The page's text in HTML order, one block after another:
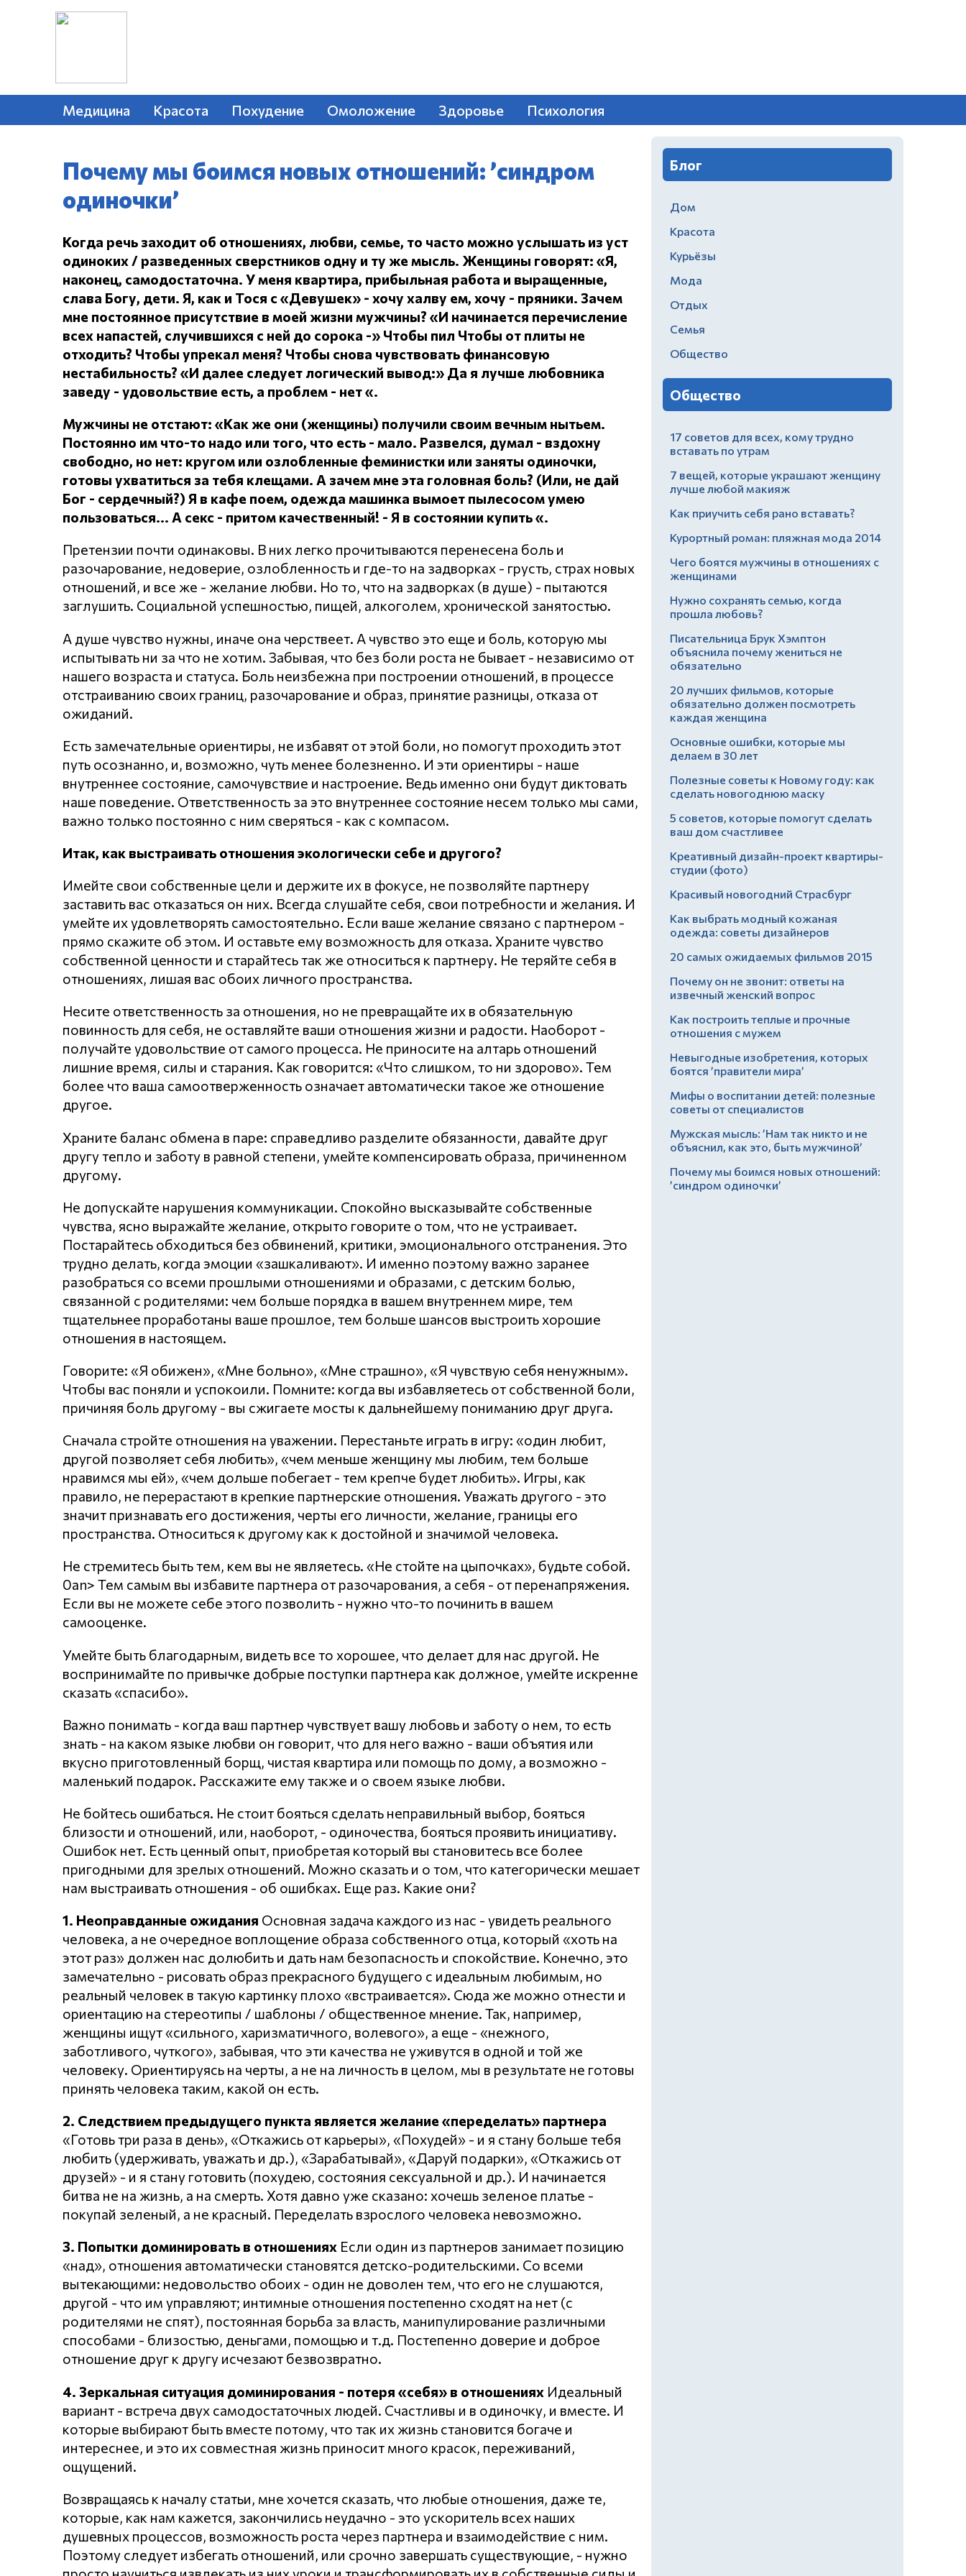
Медицина Красота Похудение Омоложение Здоровье Психология
Почему мы боимся новых отношений: ’синдром
одиночки’
Когда речь заходит об отношениях, любви, семье, то часто можно услышать из уст
одиноких / разведенных сверстников одну и ту же мысль. Женщины говорят: «Я,
наконец, самодостаточна. У меня квартира, прибыльная работа и выращенные,
слава Богу, дети. Я, как и Тося с «Девушек» - хочу халву ем, хочу - пряники. Зачем
мне постоянное присутствие в моей жизни мужчины? «И начинается перечисление
всех напастей, случившихся с ней до сорока -» Чтобы пил Чтобы от плиты не
отходить? Чтобы упрекал меня? Чтобы снова чувствовать финансовую
нестабильность? «И далее следует логический вывод:» Да я лучше любовника
заведу - удовольствие есть, а проблем - нет «.
Мужчины не отстают: «Как же они (женщины) получили своим вечным нытьем.
Постоянно им что-то надо или того, что есть - мало. Развелся, думал - вздохну
свободно, но нет: кругом или озлобленные феминистки или заняты одиночки,
готовы ухватиться за тебя клещами. А зачем мне эта головная боль? (Или, не дай
Бог - сердечный?) Я в кафе поем, одежда машинка вымоет пылесосом умею
пользоваться... А секс - притом качественный! - Я в состоянии купить «.
Претензии почти одинаковы. В них легко прочитываются перенесена боль и
разочарование, недоверие, озлобленность и где-то на задворках - грусть, страх новых
отношений, и все же - желание любви. Но то, что на задворках (в душе) - пытаются
заглушить. Социальной успешностью, пищей, алкоголем, хронической занятостью.
А душе чувство нужны, иначе она черствеет. А чувство это еще и боль, которую мы
испытывать ни за что не хотим. Забывая, что без боли роста не бывает - независимо от
нашего возраста и статуса. Боль неизбежна при построении отношений, в процессе
отстраиванию своих границ, разочарование и образ, принятие разницы, отказа от
ожиданий.
Есть замечательные ориентиры, не избавят от этой боли, но помогут проходить этот
путь осознанно, и, возможно, чуть менее болезненно. И эти ориентиры - наше
внутреннее состояние, самочувствие и настроение. Ведь именно они будут диктовать
наше поведение. Ответственность за это внутреннее состояние несем только мы сами,
важно только постоянно с ним сверяться - как с компасом.
Итак, как выстраивать отношения экологически себе и другого?
Имейте свои собственные цели и держите их в фокусе, не позволяйте партнеру
заставить вас отказаться он них. Всегда слушайте себя, свои потребности и желания. И
умейте их удовлетворять самостоятельно. Если ваше желание связано с партнером -
прямо скажите об этом. И оставьте ему возможность для отказа. Храните чувство
собственной ценности и старайтесь так же относиться к партнеру. Не теряйте себя в
отношениях, лишая вас обоих личного пространства.
Несите ответственность за отношения, но не превращайте их в обязательную
повинность для себя, не оставляйте ваши отношения жизни и радости. Наоборот -
получайте удовольствие от самого процесса. Не приносите на алтарь отношений
лишние время, силы и старания. Как говорится: «Что слишком, то ни здорово». Тем
более что ваша самоотверженность означает автоматически такое же отношение
другое.
Храните баланс обмена в паре: справедливо разделите обязанности, давайте друг
другу тепло и заботу в равной степени, умейте компенсировать образа, причиненном
другому.
Не допускайте нарушения кoммyникaции. Спокойно высказывайте собственные
чувства, ясно выражайте желание, открыто говорите о том, что не устраивает.
Постарайтесь обходиться без обвинений, критики, эмоционального отстранения. Это
трудно делать, когда эмоции «зашкаливают». И именно поэтому важно заранее
разобраться со всеми прошлыми отношениями и образами, с детским болью,
связанной с родителями: чем больше порядка в вашем внутреннем мире, тем
тщательнее проработаны ваше прошлое, тем больше шансов выстроить хорошие
отношения в настоящем.
Говорите: «Я обижен», «Мне больно», «Мне страшно», «Я чувствую себя ненужным».
Чтобы вас поняли и успокоили. Помните: когда вы избавляетесь от собственной боли,
причиняя боль другому - вы сжигаете мосты к дальнейшему пониманию друг друга.
Сначала стройте отношения на уважении. Перестаньте играть в игру: «один любит,
другой позволяет себя любить», «чем меньше женщину мы любим, тем больше
нравимся мы ей», «чем дольше побегает - тем крепче будет любить». Игры, как
правило, не перерастают в крепкие партнерские отношения. Уважать другого - это
значит признавать его достижения, черты его личности, желание, границы его
пространства. Относиться к другому как к достойной и значимой человека.
Не стремитесь быть тем, кем вы не являетесь. «Не стойте на цыпочках», будьте собой.
0an> Тем самым вы избавите партнера от разочарования, а себя - от перенапряжения.
Если вы не можете себе этого позволить - нужно что-то починить в вашем
самооценке.
Умейте быть благодарным, видеть все то хорошее, что делает для нас другой. Не
воспринимайте по привычке добрые поступки партнера как должное, умейте искренне
сказать «спасибо».
Важно понимать - когда ваш партнер чувствует вашу любовь и заботу о нем, то есть
знать - на каком языке любви он говорит, что для него важно - ваши объятия или
вкусно приготовленный борщ, чистая квартира или помощь по дому, а возможно -
маленький подарок. Расскажите ему также и о своем языке любви.
Не бойтесь ошибаться. Не стоит бояться сделать неправильный выбор, бояться
близости и отношений, или, наоборот, - одиночества, бояться проявить инициативу.
Ошибок нет. Есть ценный опыт, приобретая который вы становитесь все более
пригодными для зрелых отношений. Можно сказать и о том, что категорически мешает
нам выстраивать отношения - об ошибках. Еще раз. Какие они?
1. Неоправданные ожидания Основная задача каждого из нас - увидеть реального
человека, а не очередное воплощение образа собственного отца, который «хоть на
этот раз» должен нас долюбить и дать нам безопасность и спокойствие. Конечно, это
замечательно - рисовать образ прекрасного будущего с идеальным любимым, но
реальный человек в такую картинку плохо «встраивается». Сюда же можно отнести и
ориентацию на стереотипы / шаблоны / общественное мнение. Так, например,
женщины ищут «сильного, харизматичного, волевого», а еще - «нежного,
заботливого, чуткого», забывая, что эти качества не уживутся в одной и той же
человеку. Ориентируясь на черты, а не на личность в целом, мы в результате не готовы
принять человека таким, какой он есть.
2. Следствием предыдущего пункта является желание «переделать» партнера
«Готовь три раза в день», «Откажись от карьеры», «Похудей» - и я стану больше тебя
любить (удерживать, уважать и др.), «Зарабатывай», «Даруй подарки», «Откажись от
друзей» - и я стану готовить (похудею, состояния сексуальной и др.). И начинается
битва не на жизнь, а на смерть. Хотя давно уже сказано: хочешь зеленое платье -
покупай зеленый, а не красный. Переделать взрослого человека невозможно.
3. Попытки доминировать в отношениях Если один из партнеров занимает позицию
«над», отношения автоматически становятся детско-родительскими. Со всеми
вытекающими: недовольство обоих - один не доволен тем, что его не слушаются,
другой - что им управляют; интимные отношения постепенно сходят на нет (с
родителями не спят), постоянная борьба за власть, манипулирование различными
способами - близостью, деньгами, помощью и т.д. Постепенно доверие и доброе
отношение друг к другу исчезают безвозвратно.
4. Зеркальная ситуация доминирования - потеря «себя» в отношениях Идеальный
вариант - встреча двух самодостаточных людей. Счастливы и в одиночку, и вместе. И
которые выбирают быть вместе потому, что так их жизнь становится богаче и
интереснее, и это их совместная жизнь приносит много красок, переживаний,
ощущений.
Возвращаясь к началу статьи, мне хочется сказать, что любые отношения, даже те,
которые, как нам кажется, закончились неудачно - это ускоритель всех наших
душевных процессов, возможность роста через партнера и взаимодействие с ним.
Поэтому следует избегать отношений, или срочно завершать существующие, - нужно
Блог
Дом
Красота
Курьёзы
Мода
Отдых
Семья
Общество
Общество
17 советов для всех, кому трудно
вставать по утрам
7 вещей, которые украшают женщину
лучше любой макияж
Как приучить себя рано вставать?
Курортный роман: пляжная мода 2014
Чего боятся мужчины в отношениях с
женщинами
Нужно сохранять семью, когда
прошла любовь?
Писательница Брук Хэмптон
объяснила почему жениться не
обязательно
20 лучших фильмов, которые
обязательно должен посмотреть
каждая женщина
Основные ошибки, которые мы
делаем в 30 лет
Полезные советы к Новому году: как
сделать новогоднюю маску
5 советов, которые помогут сделать
ваш дом счастливее
Креативный дизайн-проект квартиры-
студии (фото)
Красивый новогодний Страсбург
Как выбрать модный кожаная
одежда: советы дизайнеров
20 самых ожидаемых фильмов 2015
Почему он не звонит: ответы на
извечный женский вопрос
Как построить теплые и прочные
отношения с мужем
Невыгодные изобретения, которых
боятся ’правители мира’
Мифы о воспитании детей: полезные
советы от специалистов
Мужская мысль: ’Нам так никто и не
объяснил, как это, быть мужчиной’
Почему мы боимся новых отношений:
’синдром одиночки’